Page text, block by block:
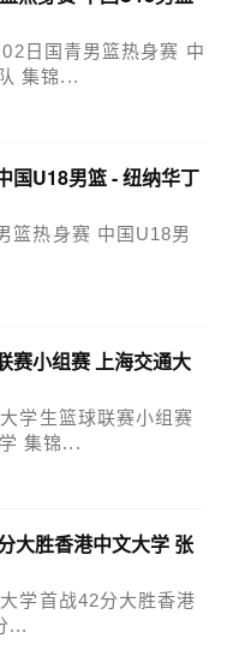
日国青男篮热身赛 中
集锦...
国U18男篮 - 纽纳华丁
篮热身赛 中国U18男
赛小组赛 上海交通大
学生篮球联赛小组赛
集锦...
大胜香港中文大学 张
学首战42分大胜香港
...